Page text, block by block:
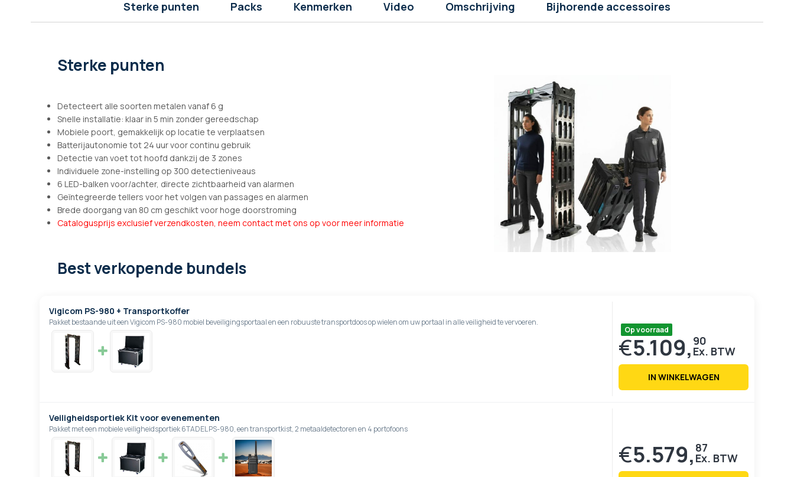
Sterke punten Packs Kenmerken Video Omschrijving Bijhorende accessoires
Sterke punten
Detecteert alle soorten metalen vanaf 6 g
Snelle installatie: klaar in 5 min zonder gereedschap
Mobiele poort, gemakkelijk op locatie te verplaatsen
Batterijautonomie tot 24 uur voor continu gebruik
Detectie van voet tot hoofd dankzij de 3 zones
Individuele zone-instelling op 300 detectieniveaus
6 LED-balken voor/achter, directe zichtbaarheid van alarmen
Geïntegreerde tellers voor het volgen van passages en alarmen
Brede doorgang van 80 cm geschikt voor hoge doorstroming
Catalogusprijs exclusief verzendkosten, neem contact met ons op voor meer informatie
Best verkopende bundels
Vigicom PS-980 + Transportkoffer
Pakket bestaande uit een Vigicom PS-980 mobiel beveiligingsportaal en een robuuste transportdoos op wielen om uw portaal in alle veiligheid te vervoeren.
Op voorraad
€5.109, 90
IN WINKELWAGEN
Veiligheidsportiek Kit voor evenementen
Pakket met een mobiele veiligheidsportiek 6TADEL PS-980, een transportkist, 2 metaaldetectoren en 4 portofoons
€5.579, 87